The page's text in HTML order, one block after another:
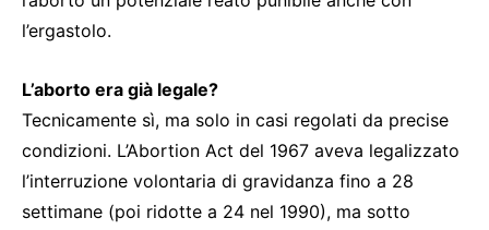
l’ergastolo.
L’aborto era già legale?
Tecnicamente sì, ma solo in casi regolati da precise
condizioni. L’Abortion Act del 1967 aveva legalizzato
l’interruzione volontaria di gravidanza fino a 28
settimane (poi ridotte a 24 nel 1990), ma sotto